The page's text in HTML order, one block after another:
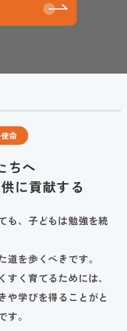
命
ちへ
に貢献する
も、子どもは勉強を続
道を歩くべきです。
く育てるためには、
や学びを得ることがと
す。